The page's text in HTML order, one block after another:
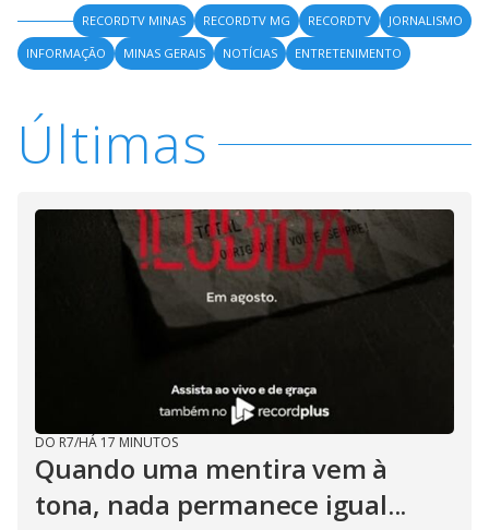
RECORDTV MINAS RECORDTV MG RECORDTV
JORNALISMO
INFORMAÇÃO
MINAS GERAIS NOTÍCIAS ENTRETENIMENTO
Últimas
DO R7/HÁ 17 MINUTOS
Quando uma mentira vem à
tona, nada permanece igual...